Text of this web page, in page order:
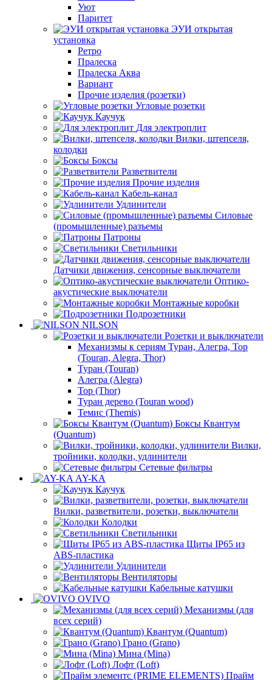
Уют
Паритет
ЭУИ открытая
установка
Ретро
Пралеска
Пралеска Аква
Вариант
Прочие изделия (розетки)
Угловые розетки
Каучук
Для электроплит
Вилки, штепселя,
колодки
Боксы
Разветвители
Прочие изделия
Кабель-канал
Удлинители
Силовые
(промышленные) разъемы
Патроны
Светильники
Датчики движения, сенсорные выключатели
Оптико-
акустические выключатели
Монтажные коробки
Подрозетники
NILSON
Розетки и выключатели
Механизмы к сериям Туран, Алегра, Тор
(Touran, Alegra, Thor)
Туран (Touran)
Алегра (Alegra)
Тор (Thor)
Туран дерево (Touran wood)
Темис (Themis)
Боксы Квантум
(Quantum)
Вилки,
тройники, колодки, удлинители
Сетевые фильтры
AY-KA
Каучук
Вилки, разветвители, розетки, выключатели
Колодки
Светильники
Щиты IP65 из
ABS-пластика
Удлинители
Вентиляторы
Кабельные катушки
OVIVO
Механизмы (для
всех серий)
Квантум (Quantum)
Грано (Grano)
Мина (Mina)
Лофт (Loft)
Прайм